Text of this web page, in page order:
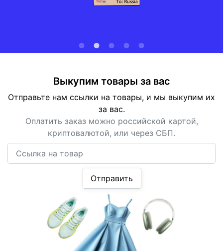
Выкупим товары за вас
Отправьте нам ссылки на товары, и мы выкупим их
за вас.
Оплатить заказ можно российской картой,
криптовалютой, или через СБП.
Отправить